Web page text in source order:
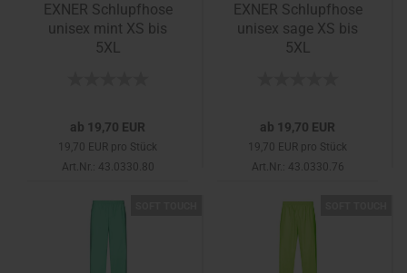
EXNER Schlupfhose
unisex mint XS bis
5XL
ab 19,70 EUR
19,70 EUR pro Stück
Art.Nr.: 43.0330.80
EXNER Schlupfhose
unisex sage XS bis
5XL
ab 19,70 EUR
19,70 EUR pro Stück
Art.Nr.: 43.0330.76